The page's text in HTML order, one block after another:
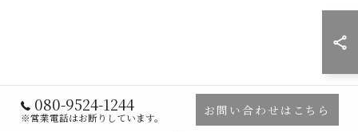
080-9524-1244
※営業電話はお断りしています。 お問い合わせはこちら